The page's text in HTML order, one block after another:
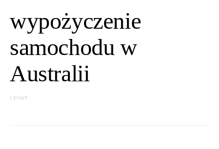
wypożyczenie
samochodu w
Australii
1 POST